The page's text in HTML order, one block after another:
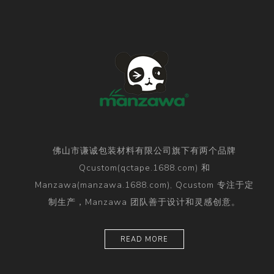
佛山市谦诚包装材料有限公司旗下有两个品牌
Qcustom(qctape.1688.com) 和
Manzawa(manzawa.1688.com), Qcustom 专注于定
制生产，Manzawa 团队善于设计和灵感创意。
READ MORE